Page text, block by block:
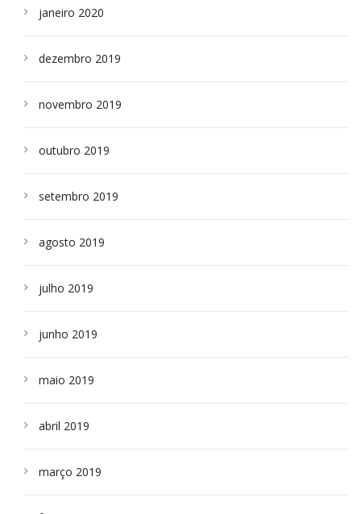
janeiro 2020
dezembro 2019
novembro 2019
outubro 2019
setembro 2019
agosto 2019
julho 2019
junho 2019
maio 2019
abril 2019
março 2019